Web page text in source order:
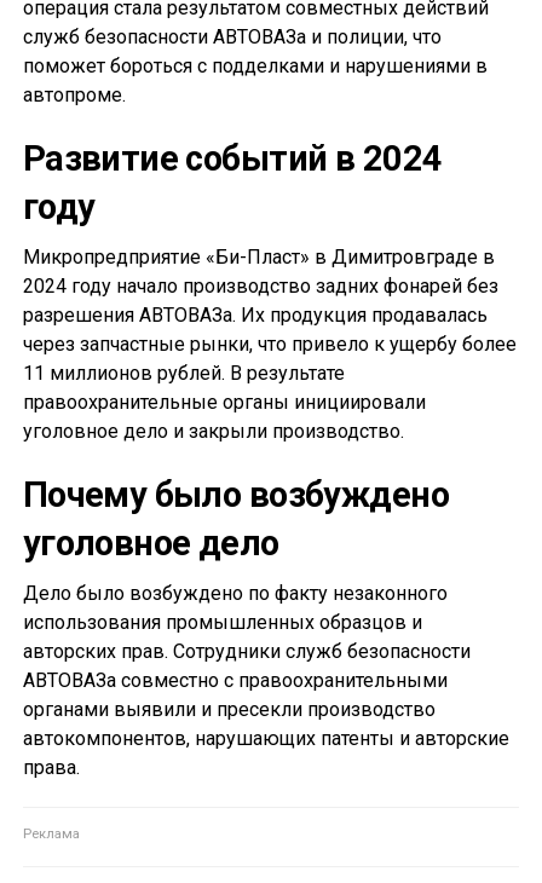
операция стала результатом совместных действий
служб безопасности АВТОВАЗа и полиции, что
поможет бороться с подделками и нарушениями в
автопроме.
Развитие событий в 2024
году
Микропредприятие «Би-Пласт» в Димитровграде в
2024 году начало производство задних фонарей без
разрешения АВТОВАЗа. Их продукция продавалась
через запчастные рынки, что привело к ущербу более
11 миллионов рублей. В результате
правоохранительные органы инициировали
уголовное дело и закрыли производство.
Почему было возбуждено
уголовное дело
Дело было возбуждено по факту незаконного
использования промышленных образцов и
авторских прав. Сотрудники служб безопасности
АВТОВАЗа совместно с правоохранительными
органами выявили и пресекли производство
автокомпонентов, нарушающих патенты и авторские
права.